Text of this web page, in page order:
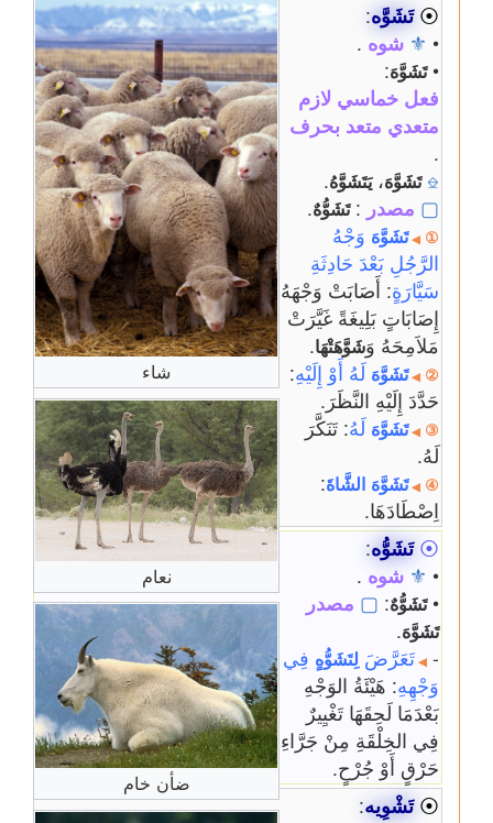
شاء
نعام
ضأن خام
⦿ تَشَوَّه:
•
⚜ شوه .
• تَشَوَّهَ:
فعل خماسي لازم
متعدي متعد بحرف
.
⎒تَشَوَّهَ، يَتَشَوَّهُ.
▢ مصدر : تَشَوُّهٌ.
①
◀تَشَوَّهَوَجْهُ
الرَّجُلِ بَعْدَ حَادِثَةِ
سَيَّارَةٍ: أَصَابَتْ وَجْهَهُ
إِصَابَاتٍ بَلِيغَةً غَيَّرَتْ
مَلاَمِحَهُ وَشَوَّهَتْهَا.
②
◀تَشَوَّهَلَهُ أَوْ إِلَيْهِ:
حَدَّدَ إِلَيْهِ النَّظَرَ.
③
◀تَشَوَّهَلَهُ: تَنَكَّرَ
لَهُ.
④
◀تَشَوَّهَ الشَّاةَ:
اِصْطَادَهَا.
⦿ تَشَوُّه:
•
⚜ شوه .
• تَشَوُّهٌ:
▢ مصدر
تَشَوَّهَ.
-
◀ تَعَرَّضَ لِتَشَوُّهٍفِي
وَجْهِهِ: هَيْئَةُ الوَجْهِ
بَعْدَمَا لَحِقَهَا تَغْيِيرٌ
فِي الخِلْقَةِ مِنْ جَرَّاءِ
حَرْقٍ أَوْ جُرْحٍ.
⦿ تَشْوِيه: